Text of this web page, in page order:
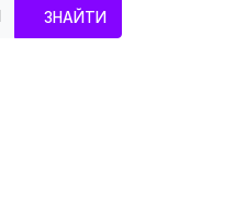
ЗНАЙТИ